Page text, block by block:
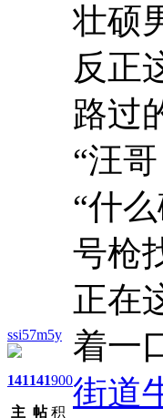
ssi57m5y
141
主
141
帖
900
积
壮硕
反正
路过
“汪
“什
号枪
正在
着一
街道